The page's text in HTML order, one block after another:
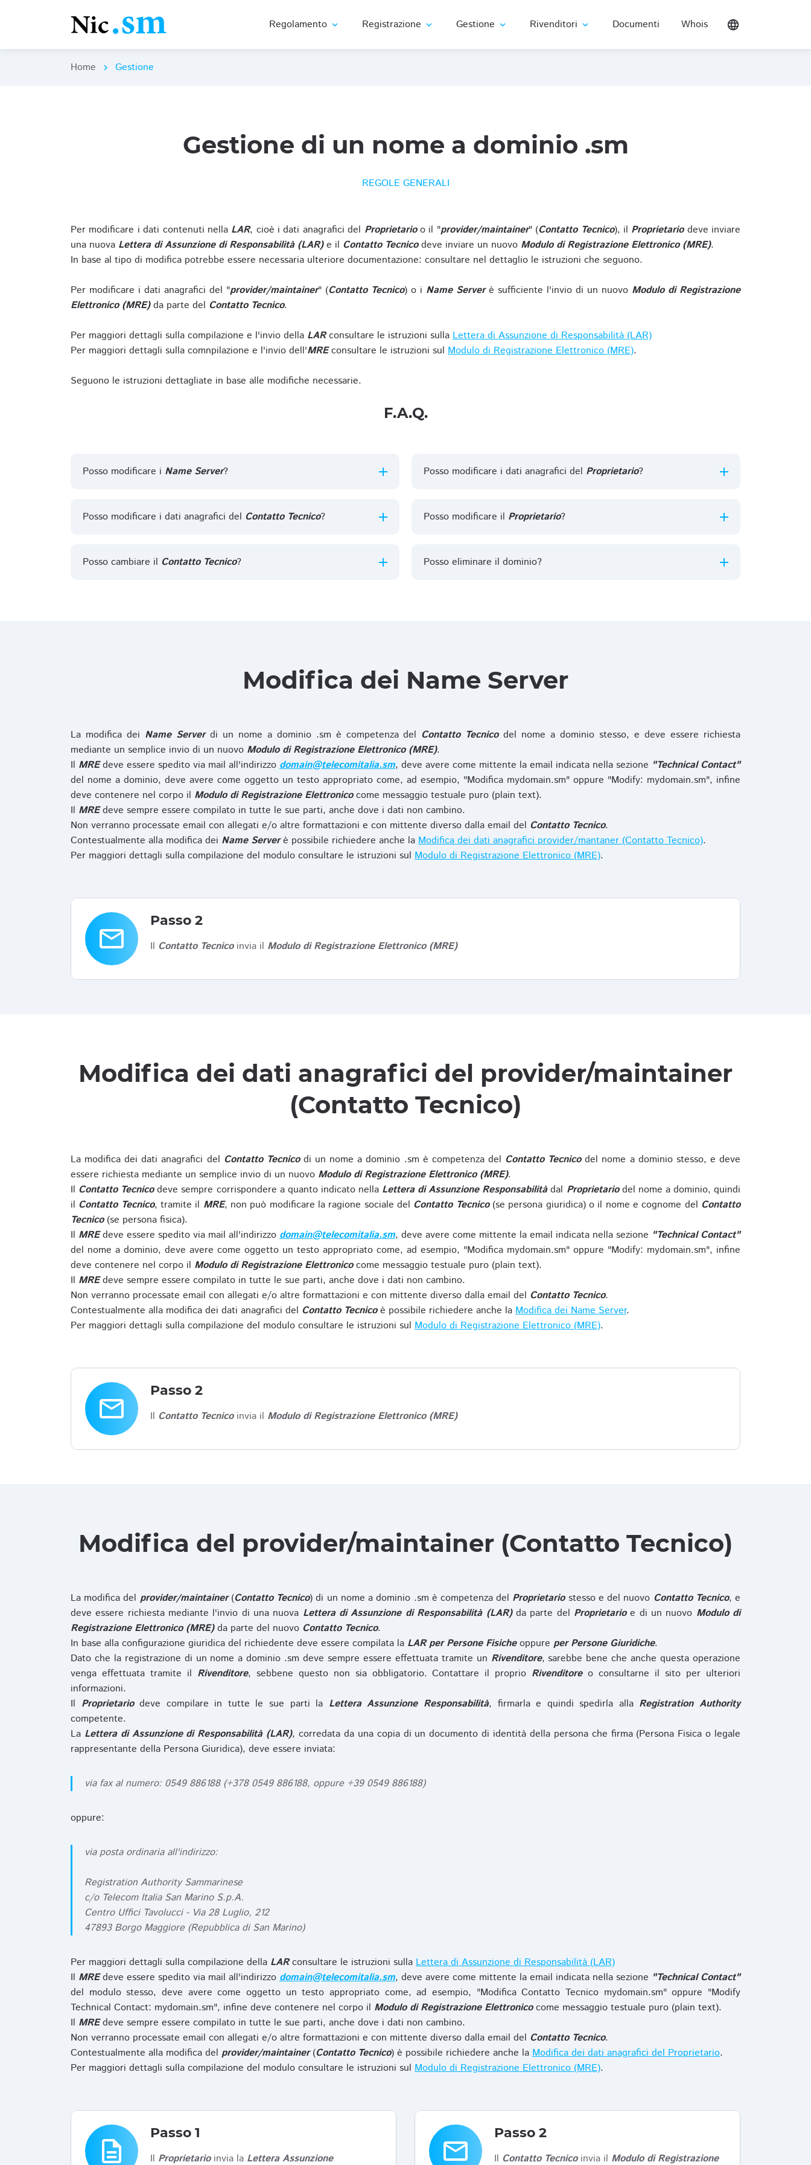
Regolamento expand_more Registrazione expand_more Gestione expand_more Rivenditori expand_more Documenti Whois language
Home chevron_right Gestione
Gestione di un nome a dominio .sm
REGOLE GENERALI
Per modificare i dati contenuti nella LAR, cioè i dati anagrafici del Proprietarioo il "provider/maintainer" (Contatto Tecnico), il Proprietariodeve inviare
una nuova Lettera di Assunzione di Responsabilità (LAR)e il Contatto Tecnicodeve inviare un nuovo Modulo di Registrazione Elettronico (MRE).
In base al tipo di modifica potrebbe essere necessaria ulteriore documentazione: consultare nel dettaglio le istruzioni che seguono.
Per modificare i dati anagrafici del "provider/maintainer" (Contatto Tecnico) o i Name Serverè sufficiente l'invio di un nuovo Modulo di Registrazione
Elettronico (MRE)da parte del Contatto Tecnico.
Per maggiori dettagli sulla compilazione e l'invio della LARconsultare le istruzioni sulla Lettera di Assunzione di Responsabilità (LAR)
Per maggiori dettagli sulla comnpilazione e l'invio dell'MREconsultare le istruzioni sul Modulo di Registrazione Elettronico (MRE).
Seguono le istruzioni dettagliate in base alle modifiche necessarie.
F.A.Q.
Posso modificare i Name Server?
Posso modificare i dati anagrafici del Contatto Tecnico?
Posso cambiare il Contatto Tecnico?
Posso modificare i dati anagrafici del Proprietario?
Posso modificare il Proprietario?
Posso eliminare il dominio?
Modifica dei Name Server
La modifica dei Name Serverdi un nome a dominio .sm è competenza del Contatto Tecnicodel nome a dominio stesso, e deve essere richiesta
mediante un semplice invio di un nuovo Modulo di Registrazione Elettronico (MRE).
Il MREdeve essere spedito via mail all'indirizzo domain@telecomitalia.sm, deve avere come mittente la email indicata nella sezione "Technical Contact"
del nome a dominio, deve avere come oggetto un testo appropriato come, ad esempio, "Modifica mydomain.sm" oppure "Modify: mydomain.sm", infine
deve contenere nel corpo il Modulo di Registrazione Elettronicocome messaggio testuale puro (plain text).
Il MREdeve sempre essere compilato in tutte le sue parti, anche dove i dati non cambino.
Non verranno processate email con allegati e/o altre formattazioni e con mittente diverso dalla email del Contatto Tecnico.
Contestualmente alla modifica dei Name Serverè possibile richiedere anche la Modifica dei dati anagrafici provider/mantaner (Contatto Tecnico).
Per maggiori dettagli sulla compilazione del modulo consultare le istruzioni sul Modulo di Registrazione Elettronico (MRE).
email
Passo 2
Il Contatto Tecnicoinvia il Modulo di Registrazione Elettronico (MRE)
Modifica dei dati anagrafici del provider/maintainer
(Contatto Tecnico)
La modifica dei dati anagrafici del Contatto Tecnicodi un nome a dominio .sm è competenza del Contatto Tecnicodel nome a dominio stesso, e deve
essere richiesta mediante un semplice invio di un nuovo Modulo di Registrazione Elettronico (MRE).
Il Contatto Tecnicodeve sempre corrispondere a quanto indicato nella Lettera di Assunzione Responsabilitàdal Proprietariodel nome a dominio, quindi
il Contatto Tecnico, tramite il MRE, non può modificare la ragione sociale del Contatto Tecnico(se persona giuridica) o il nome e cognome del Contatto
Tecnico(se persona fisica).
Il MREdeve essere spedito via mail all'indirizzo domain@telecomitalia.sm, deve avere come mittente la email indicata nella sezione "Technical Contact"
del nome a dominio, deve avere come oggetto un testo appropriato come, ad esempio, "Modifica mydomain.sm" oppure "Modify: mydomain.sm", infine
deve contenere nel corpo il Modulo di Registrazione Elettronicocome messaggio testuale puro (plain text).
Il MREdeve sempre essere compilato in tutte le sue parti, anche dove i dati non cambino.
Non verranno processate email con allegati e/o altre formattazioni e con mittente diverso dalla email del Contatto Tecnico.
Contestualmente alla modifica dei dati anagrafici del Contatto Tecnicoè possibile richiedere anche la Modifica dei Name Server.
Per maggiori dettagli sulla compilazione del modulo consultare le istruzioni sul Modulo di Registrazione Elettronico (MRE).
email
Passo 2
Il Contatto Tecnicoinvia il Modulo di Registrazione Elettronico (MRE)
Modifica del provider/maintainer (Contatto Tecnico)
La modifica del provider/maintainer(Contatto Tecnico) di un nome a dominio .sm è competenza del Proprietariostesso e del nuovo Contatto Tecnico, e
deve essere richiesta mediante l'invio di una nuova Lettera di Assunzione di Responsabilità (LAR)da parte del Proprietarioe di un nuovo Modulo di
Registrazione Elettronico (MRE)da parte del nuovo Contatto Tecnico.
In base alla configurazione giuridica del richiedente deve essere compilata la LAR per Persone Fisicheoppure per Persone Giuridiche.
Dato che la registrazione di un nome a dominio .sm deve sempre essere effettuata tramite un Rivenditore, sarebbe bene che anche questa operazione
venga effettuata tramite il Rivenditore, sebbene questo non sia obbligatorio. Contattare il proprio Rivenditoreo consultarne il sito per ulteriori
informazioni.
Il Proprietariodeve compilare in tutte le sue parti la Lettera Assunzione Responsabilità, firmarla e quindi spedirla alla Registration Authority
competente.
La Lettera di Assunzione di Responsabilità (LAR), corredata da una copia di un documento di identità della persona che firma (Persona Fisica o legale
rappresentante della Persona Giuridica), deve essere inviata:
via fax al numero: 0549 886188 (+378 0549 886188, oppure +39 0549 886188)
oppure:
via posta ordinaria all'indirizzo:
Registration Authority Sammarinese
c/o Telecom Italia San Marino S.p.A.
Centro Uffici Tavolucci - Via 28 Luglio, 212
47893 Borgo Maggiore (Repubblica di San Marino)
Per maggiori dettagli sulla compilazione della LARconsultare le istruzioni sulla Lettera di Assunzione di Responsabilità (LAR)
Il MREdeve essere spedito via mail all'indirizzo domain@telecomitalia.sm, deve avere come mittente la email indicata nella sezione "Technical Contact"
del modulo stesso, deve avere come oggetto un testo appropriato come, ad esempio, "Modifica Contatto Tecnico mydomain.sm" oppure "Modify
Technical Contact: mydomain.sm", infine deve contenere nel corpo il Modulo di Registrazione Elettronicocome messaggio testuale puro (plain text).
Il MREdeve sempre essere compilato in tutte le sue parti, anche dove i dati non cambino.
Non verranno processate email con allegati e/o altre formattazioni e con mittente diverso dalla email del Contatto Tecnico.
Contestualmente alla modifica del provider/maintainer(Contatto Tecnico) è possibile richiedere anche la Modifica dei dati anagrafici del Proprietario.
Per maggiori dettagli sulla compilazione del modulo consultare le istruzioni sul Modulo di Registrazione Elettronico (MRE).
description
Passo 1
Il Proprietarioinvia la Lettera Assunzione email
Passo 2
Il Contatto Tecnicoinvia il Modulo di Registrazione